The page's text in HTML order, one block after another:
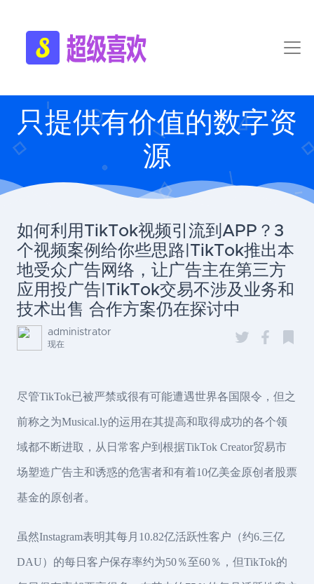
只提供有价值的数字资
源
如何利用TikTok视频引流到APP？3
个视频案例给你些思路|TikTok推出本
地受众广告网络，让广告主在第三方
应用投广告|TikTok交易不涉及业务和
技术出售 合作方案仍在探讨中
administrator
现在
尽管TikTok已被严禁或很有可能遭遇世界各国限令，但之
前称之为Musical.ly的运用在其提高和取得成功的各个领
域都不断进取，从日常客户到根据TikTok Creator贸易市
场塑造广告主和诱惑的危害者和有着10亿美金原创者股票
基金的原创者。
虽然Instagram表明其每月10.82亿活跃性客户（约6.三亿
DAU）的每日客户保存率约为50％至60％，但TikTok的